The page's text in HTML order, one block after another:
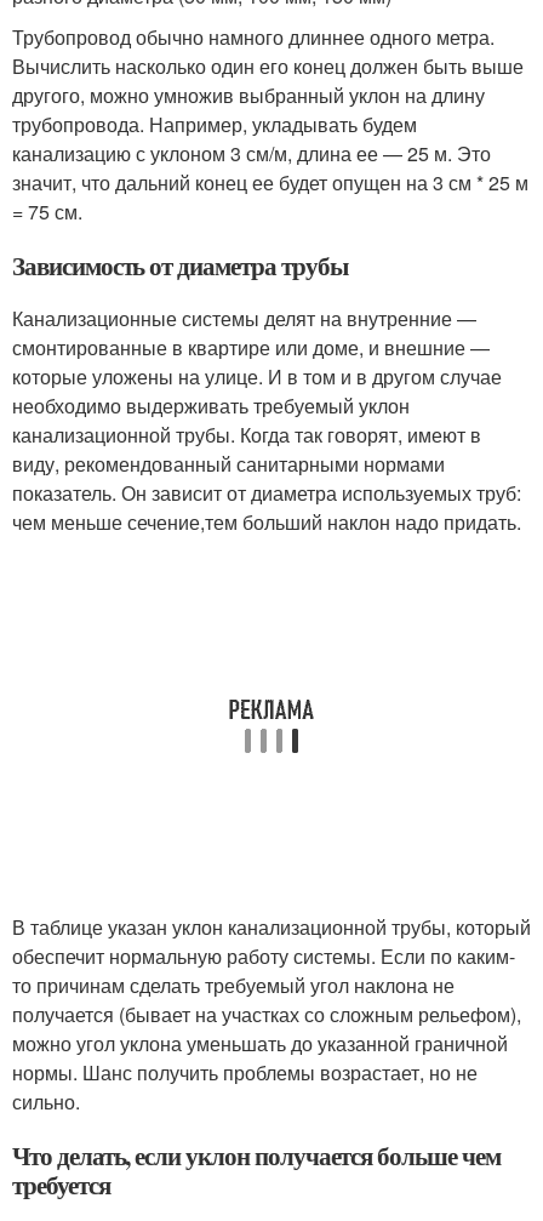
Трубопровод обычно намного длиннее одного метра.
Вычислить насколько один его конец должен быть выше
другого, можно умножив выбранный уклон на длину
трубопровода. Например, укладывать будем
канализацию с уклоном 3 см/м, длина ее — 25 м. Это
значит, что дальний конец ее будет опущен на 3 см * 25 м
= 75 см.
Зависимость от диаметра трубы
Канализационные системы делят на внутренние —
смонтированные в квартире или доме, и внешние —
которые уложены на улице. И в том и в другом случае
необходимо выдерживать требуемый уклон
канализационной трубы. Когда так говорят, имеют в
виду, рекомендованный санитарными нормами
показатель. Он зависит от диаметра используемых труб:
чем меньше сечение,тем больший наклон надо придать.
В таблице указан уклон канализационной трубы, который
обеспечит нормальную работу системы. Если по каким-
то причинам сделать требуемый угол наклона не
получается (бывает на участках со сложным рельефом),
можно угол уклона уменьшать до указанной граничной
нормы. Шанс получить проблемы возрастает, но не
сильно.
Что делать, если уклон получается больше чем
требуется